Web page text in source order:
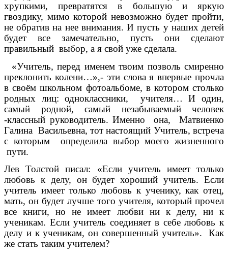
хрупкими, превратятся в большую и яркую
гвоздику, мимо которой невозможно будет пройти,
не обратив на нее внимания. И пусть у наших детей
будет все замечательно, пусть они сделают
правильный выбор, а я свой уже сделала.
«Учитель, перед именем твоим позволь смиренно
преклонить колени…»,- эти слова я впервые прочла
в своём школьном фотоальбоме, в котором столько
родных лиц: одноклассники, учителя… И один,
самый родной, самый незабываемый человек
-классный руководитель. Именно она, Матвиенко
Галина Васильевна, тот настоящий Учитель, встреча
с которым определила выбор моего жизненного
пути.
Лев Толстой писал: «Если учитель имеет только
любовь к делу, он будет хороший учитель. Если
учитель имеет только любовь к ученику, как отец,
мать, он будет лучше того учителя, который прочел
все книги, но не имеет любви ни к делу, ни к
ученикам. Если учитель соединяет в себе любовь к
делу и к ученикам, он совершенный учитель». Как
же стать таким учителем?